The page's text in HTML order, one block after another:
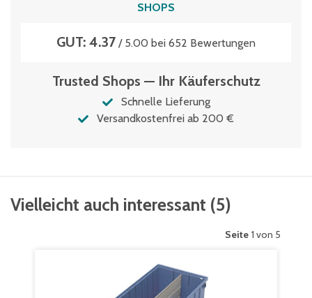
SHOPS
GUT: 4.37 / 5.00 bei 652 Bewertungen
Trusted Shops — Ihr Käuferschutz
Schnelle Lieferung
Versandkostenfrei ab 200 €
Vielleicht auch interessant (5)
Seite 1 von 5